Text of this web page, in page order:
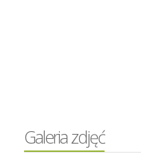
Galeria zdjęć